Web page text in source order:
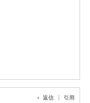
返信 引用